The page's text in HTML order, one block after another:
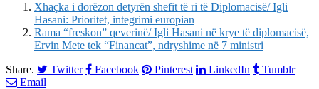
Xhaçka i dorëzon detyrën shefit të ri të Diplomacisë/ Igli
Hasani: Prioritet, integrimi europian
Rama “freskon” qeverinë/ Igli Hasani në krye të diplomacisë,
Ervin Mete tek “Financat”, ndryshime në 7 ministri
Share.
Twitter Facebook Pinterest LinkedIn
Tumblr
Email